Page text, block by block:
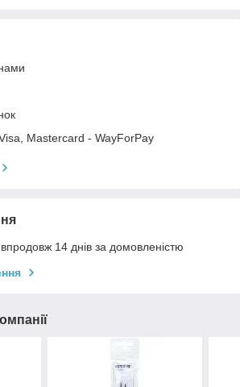
Mastercard - WayForPay
14 днів за домовленістю